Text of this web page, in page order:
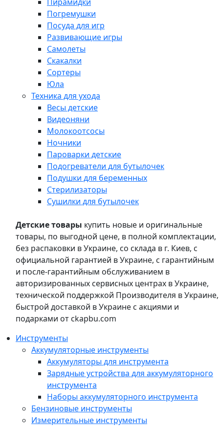
Погремушки
Посуда для игр
Развивающие игры
Самолеты
Скакалки
Сортеры
Юла
Техника для ухода
Весы детские
Видеоняни
Молокоотсосы
Ночники
Пароварки детские
Подогреватели для бутылочек
Подушки для беременных
Стерилизаторы
Сушилки для бутылочек
Детские товары купить новые и оригинальные
товары, по выгодной цене, в полной комплектации,
без распаковки в Украине, со склада в г. Киев, с
официальной гарантией в Украине, с гарантийным
и после-гарантийным обслуживанием в
авторизированных сервисных центрах в Украине,
технической поддержкой Производителя в Украине,
быстрой доставкой в Украине с акциями и
подарками от ckapbu.com
Инструменты
Аккумуляторные инструменты
Аккумуляторы для инструмента
Зарядные устройства для аккумуляторного
инструмента
Наборы аккумуляторного инструмента
Бензиновые инструменты
Измерительные инструменты